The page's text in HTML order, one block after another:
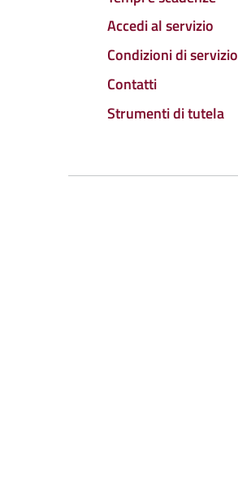
Accedi al servizio
Condizioni di servizio
Contatti
Strumenti di tutela